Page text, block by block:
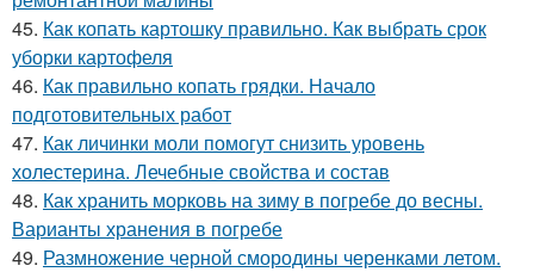
45. Как копать картошку правильно. Как выбрать срок
уборки картофеля
46. Как правильно копать грядки. Начало
подготовительных работ
47. Как личинки моли помогут снизить уровень
холестерина. Лечебные свойства и состав
48. Как хранить морковь на зиму в погребе до весны.
Варианты хранения в погребе
49. Размножение черной смородины черенками летом.